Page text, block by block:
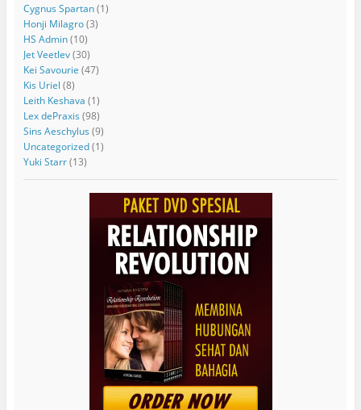
Cygnus Spartan(1)
Honji Milagro(3)
HS Admin(10)
Jet Veetlev(30)
Kei Savourie (47)
Kis Uriel (8)
Leith Keshava (1)
Lex dePraxis (98)
Sins Aeschylus (9)
Uncategorized(1)
Yuki Starr(13)